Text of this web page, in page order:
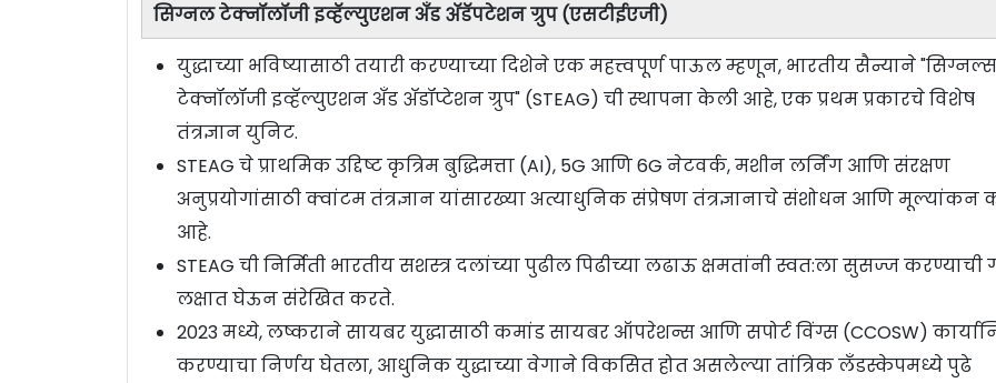
सिग्नल टेक्नॉलॉजी इव्हॅल्युएशन अँड ॲडॅपटेशन ग्रुप (एसटीईएजी)
युद्धाच्या भविष्यासाठी तयारी करण्याच्या दिशेने एक महत्त्वपूर्ण पाऊल म्हणून, भारतीय सैन्याने "सिग्नल्स
टेक्नॉलॉजी इव्हॅल्युएशन अँड ॲडॉप्टेशन ग्रुप" (STEAG) ची स्थापना केली आहे, एक प्रथम प्रकारचे विशेष
तंत्रज्ञान युनिट.
STEAG चे प्राथमिक उद्दिष्ट कृत्रिम बुद्धिमत्ता (AI), 5G आणि 6G नेटवर्क, मशीन लर्निंग आणि संरक्षण
अनुप्रयोगांसाठी क्वांटम तंत्रज्ञान यांसारख्या अत्याधुनिक संप्रेषण तंत्रज्ञानाचे संशोधन आणि मूल्यांकन
आहे.
STEAG ची निर्मिती भारतीय सशस्त्र दलांच्या पुढील पिढीच्या लढाऊ क्षमतांनी स्वत:ला सुसज्ज करण्याची
लक्षात घेऊन संरेखित करते.
2023 मध्ये, लष्कराने सायबर युद्धासाठी कमांड सायबर ऑपरेशन्स आणि सपोर्ट विंग्स (CCOSW)
करण्याचा निर्णय घेतला, आधुनिक युद्धाच्या वेगाने विकसित होत असलेल्या तांत्रिक लँडस्केपमध्ये पुढे